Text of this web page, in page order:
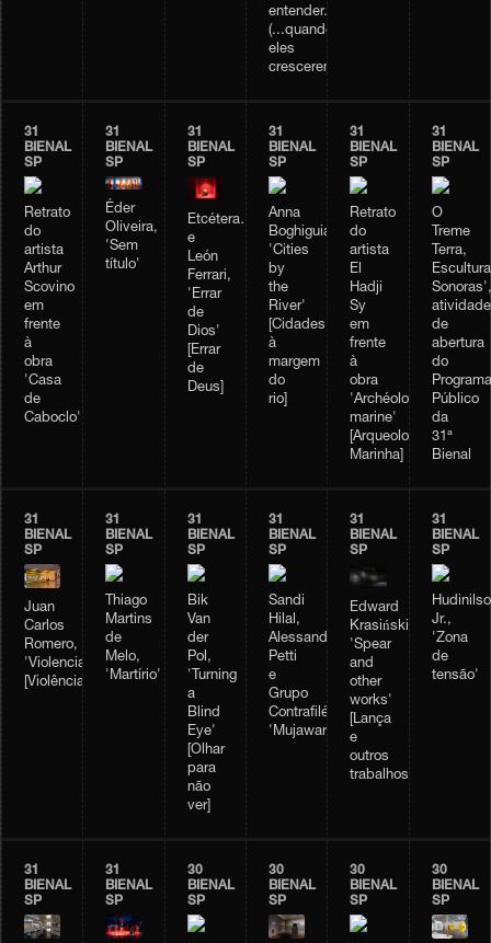
entender...
(...quando
eles
crescerem...)]
31
BIENAL
SP
Retrato
do
artista
Arthur
Scovino
em
frente
à
obra
'Casa
de
Caboclo'
31
BIENAL
SP
Éder
Oliveira,
'Sem
título'
31
BIENAL
SP
Etcétera…
e
León
Ferrari,
'Errar
de
Dios'
[Errar
de
Deus]
31
BIENAL
SP
Anna
Boghiguian,
'Cities
by
the
River'
[Cidades
à
margem
do
rio]
31
BIENAL
SP
Retrato
do
artista
El
Hadji
Sy
em
frente
à
obra
'Archéologie
marine'
[Arqueologia
Marinha]
31
BIENAL
SP
O
Treme
Terra,
Sonoras',
atividade
de
abertura
do
Programa
Público
da
31ª
Bienal
31
BIENAL
SP
Juan
Carlos
Romero,
'Violencia'
[Violência]
31
BIENAL
SP
Thiago
Martins
de
Melo,
'Martírio'
31
BIENAL
SP
Bik
Van
der
Pol,
'Turning
a
Blind
Eye'
[Olhar
para
não
ver]
31
BIENAL
SP
Sandi
Hilal,
Alessandro
Petti
e
Grupo
Contrafilé,
'Mujawara'
31
BIENAL
SP
Edward
Krasiński,
'Spear
and
other
works'
[Lança
e
outros
trabalhos]
31
BIENAL
SP
Jr.,
'Zona
de
tensão'
31
BIENAL
SP
31
BIENAL
SP
30
BIENAL
SP
30
BIENAL
SP
30
BIENAL
SP
30
BIENAL
SP